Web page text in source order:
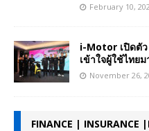
February 10,
i-Motor เปิดตัว
เข้าใจผู้ใช้ไทย
November 26,
FINANCE | INSURANCE